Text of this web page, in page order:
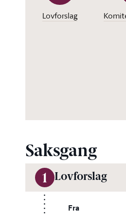
Lovforslag
Saksgang
1 Lovforslag
Fra